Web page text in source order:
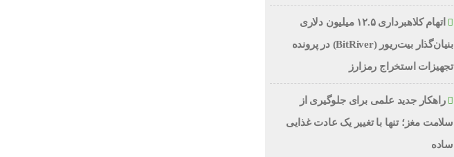
اتهام کلاهبرداری ۱۲.۵ میلیون دلاری
بنیان‌گذار بیت‌ریور (BitRiver) در پرونده
تجهیزات استخراج رمزارز
راهکار جدید علمی برای جلوگیری از
سلامت مغز؛ تنها با تغییر یک عادت غذایی
ساده